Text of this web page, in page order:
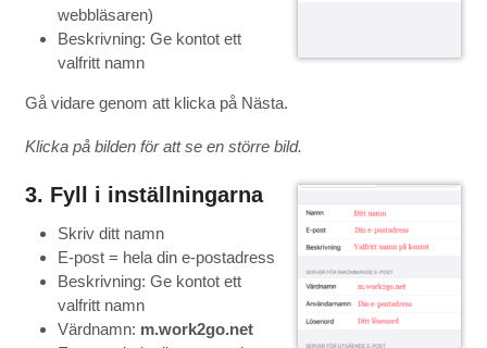
webbläsaren)
Beskrivning: Ge kontot ett
valfritt namn
Gå vidare genom att klicka på Nästa.
Klicka på bilden för att se en större bild.
3. Fyll i inställningarna
Skriv ditt namn
E-post = hela din e-postadress
Beskrivning: Ge kontot ett
valfritt namn
Värdnamn: m.work2go.net